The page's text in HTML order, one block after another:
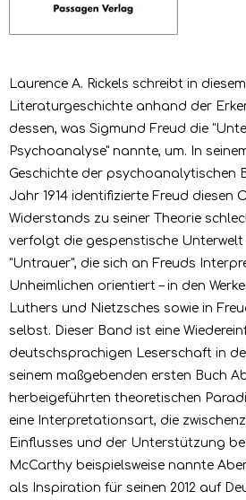
Laurence A. Rickels schreibt in
Literaturgeschichte anhand der
dessen, was Sigmund Freud die
Psychoanalyse" nannte, um. In
Geschichte der psychoanalytischen
Jahr 1914 identifizierte Freud diesen
Widerstands zu seiner Theorie
verfolgt die gespenstische Unterwelt
"Untrauer", die sich an Freuds
Unheimlichen orientiert – in den
Luthers und Nietzsches sowie in
selbst. Dieser Band ist eine
deutschsprachigen Leserschaft in
seinem maßgebenden ersten Buch
herbeigeführten theoretischen
eine Interpretationsart, die
Einflusses und der Unterstützung
McCarthy beispielsweise nannte
als Inspiration für seinen 2012 auf